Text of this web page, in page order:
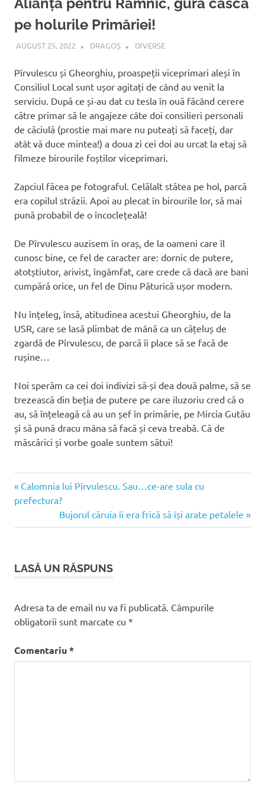
pe holurile Primăriei!
AUGUST 25, 2022 DRAGOȘ DIVERSE
Pîrvulescu și Gheorghiu, proaspeții viceprimari aleși în
Consiliul Local sunt ușor agitați de când au venit la
serviciu. După ce și-au dat cu tesla în ouă făcând cerere
către primar să le angajeze câte doi consilieri personali
de căciulă (prostie mai mare nu puteați să faceți, dar
atât vă duce mintea!) a doua zi cei doi au urcat la etaj să
filmeze birourile foștilor viceprimari.
Zapciul făcea pe fotograful. Celălalt stătea pe hol, parcă
era copilul străzii. Apoi au plecat în birourile lor, să mai
pună probabil de o încoclețeală!
De Pîrvulescu auzisem în oraș, de la oameni care îl
cunosc bine, ce fel de caracter are: dornic de putere,
atotștiutor, arivist, îngâmfat, care crede că dacă are bani
cumpără orice, un fel de Dinu Păturică ușor modern.
Nu înțeleg, însă, atitudinea acestui Gheorghiu, de la
USR, care se lasă plimbat de mână ca un cățeluș de
zgardă de Pîrvulescu, de parcă îi place să se facă de
rușine…
Noi sperăm ca cei doi indivizi să-și dea două palme, să se
trezească din beția de putere pe care iluzoriu cred că o
au, să înțeleagă că au un șef în primărie, pe Mircia Gutău
și să pună dracu mâna să facă și ceva treabă. Că de
măscărici și vorbe goale suntem sătui!
Navigare
Articolul
anterior:
Calomnia lui Pîrvulescu. Sau…ce-are sula cu
prefectura?
Articolul
următor:
Bujorul căruia îi era frică să își arate petalele
LASĂ UN RĂSPUNS
Adresa ta de email nu va fi publicată. Câmpurile
obligatorii sunt marcate cu *
Comentariu*